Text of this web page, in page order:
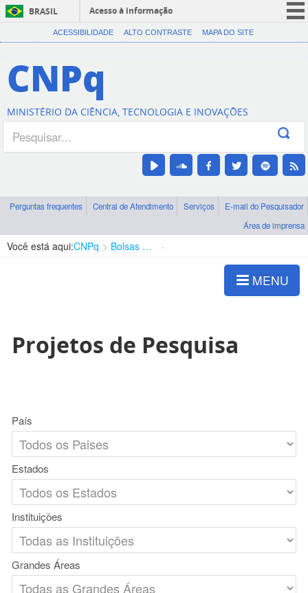
BRASIL
Acesso à informação
CORONAVÍRUS (COVID-19)
Canais
ACESSIBILIDADE ALTO CONTRASTE MAPA DO SITE
CNPq
MINISTÉRIO DA CIÊNCIA, TECNOLOGIA E INOVAÇÕES
Perguntas frequentes Central de Atendimento Serviços
E-mail do Pesquisador
Área de imprensa
Você está aqui:CNPq Bolsas e Auxílios Vigentes
MENU
Projetos de Pesquisa
País
Estados
Instituições
Grandes Áreas